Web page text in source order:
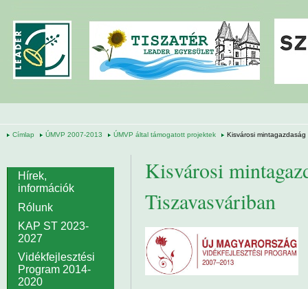
Címlap ÚMVP 2007-2013 ÚMVP által támogatott projektek Kisvárosi
Kisvárosi
Tiszavasváriban
Hírek,
információk
Rólunk
KAP ST 2023-
2027
Vidékfejlesztési
Program 2014-
2020